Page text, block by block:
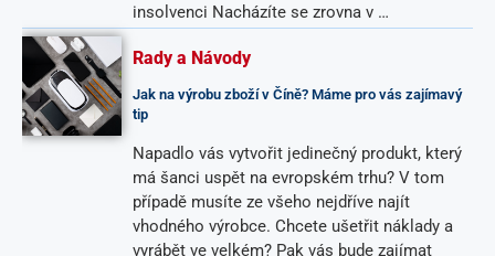
insolvenci Nacházíte se zrovna v …
Rady a Návody
Jak na výrobu zboží v Číně? Máme pro vás zajímavý
tip
Napadlo vás vytvořit jedinečný produkt, který
má šanci uspět na evropském trhu? V tom
případě musíte ze všeho nejdříve najít
vhodného výrobce. Chcete ušetřit náklady a
vyrábět ve velkém? Pak vás bude zajímat